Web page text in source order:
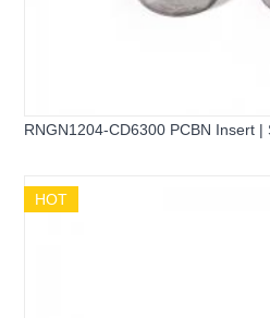
RNGN1204-CD6300 PCBN Insert |
HOT